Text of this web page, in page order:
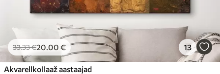
33.33€20.00 € 13
Akvarellkollaaž aastaajad